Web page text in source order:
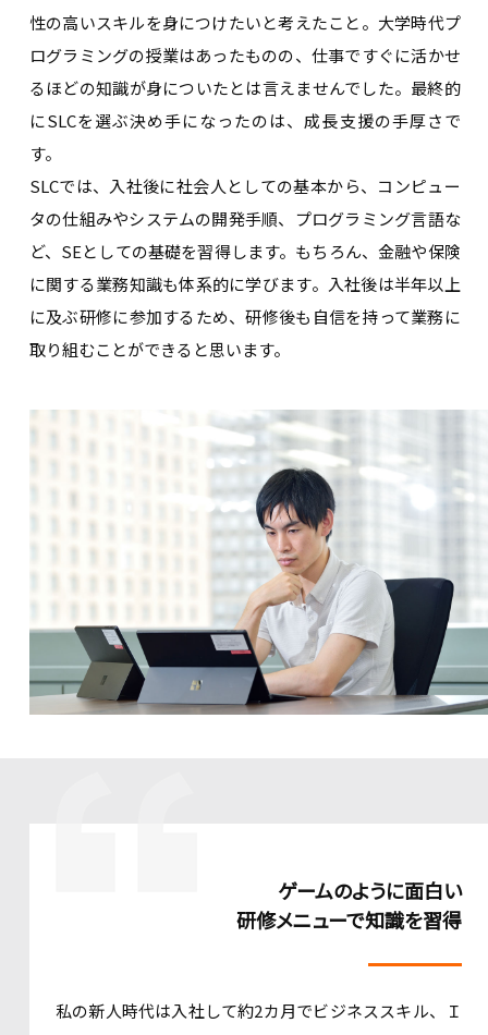
性の高いスキルを身につけたいと考えたこと。大学時代プ
ログラミングの授業はあったものの、仕事ですぐに活かせ
るほどの知識が身についたとは言えませんでした。最終的
にSLCを選ぶ決め手になったのは、成長支援の手厚さで
す。
SLCでは、入社後に社会人としての基本から、コンピュー
タの仕組みやシステムの開発手順、プログラミング言語な
ど、SEとしての基礎を習得します。もちろん、金融や保険
に関する業務知識も体系的に学びます。入社後は半年以上
に及ぶ研修に参加するため、研修後も自信を持って業務に
取り組むことができると思います。
ゲームのように面白い
研修メニューで知識を習得
私の新人時代は入社して約2カ月でビジネススキル、Ｉ